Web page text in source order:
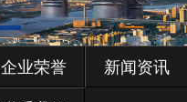
企业荣誉 新闻资讯